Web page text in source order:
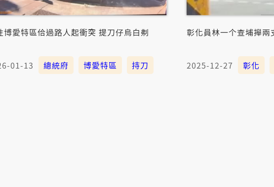
博愛特區佮過路人起衝突 提刀仔烏白刜
01-13 總統府 博愛特區 持刀
彰化員林一个查埔攑
2025-12-27 彰化